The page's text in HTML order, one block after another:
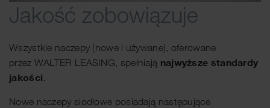
Jakość zobowiązuje
Wszystkie naczepy (nowe i używane), oferowane
przez WALTER LEASING, spełniają najwyższe standardy
jakości.
Nowe naczepy siodłowe posiadają następujące